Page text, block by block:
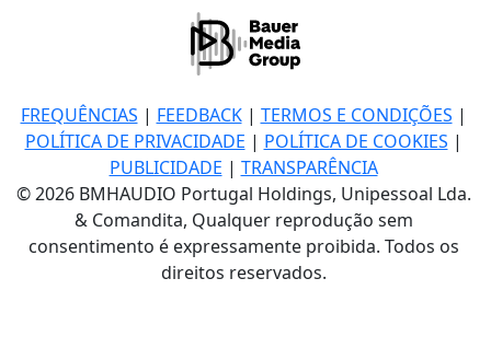
FREQUÊNCIAS | FEEDBACK| TERMOS E CONDIÇÕES |
POLÍTICA DE PRIVACIDADE | POLÍTICA DE COOKIES |
PUBLICIDADE | TRANSPARÊNCIA
© 2026 BMHAUDIO Portugal Holdings, Unipessoal Lda.
& Comandita, Qualquer reprodução sem
consentimento é expressamente proibida. Todos os
direitos reservados.